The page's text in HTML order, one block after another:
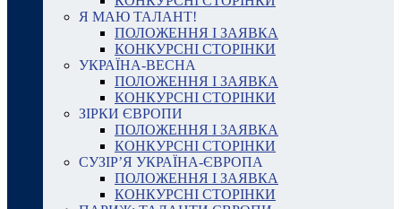
Я МАЮ ТАЛАНТ!
ПОЛОЖЕННЯ І ЗАЯВКА
КОНКУРСНІ СТОРІНКИ
УКРАЇНА-ВЕСНА
ПОЛОЖЕННЯ І ЗАЯВКА
КОНКУРСНІ СТОРІНКИ
ЗІРКИ ЄВРОПИ
ПОЛОЖЕННЯ І ЗАЯВКА
КОНКУРСНІ СТОРІНКИ
СУЗІР’Я УКРАЇНА-ЄВРОПА
ПОЛОЖЕННЯ І ЗАЯВКА
КОНКУРСНІ СТОРІНКИ